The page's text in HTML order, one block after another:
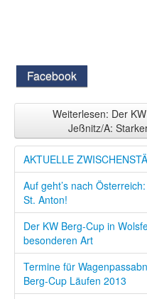
Facebook
Weiterlesen: Der
Jeßnitz/A:
AKTUELLE
Auf geht’s nach
St. Anton!
Der KW Berg-Cup in
besonderen Art
Termine für
Berg-Cup Läufen 2013